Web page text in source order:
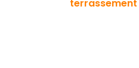
terrassement